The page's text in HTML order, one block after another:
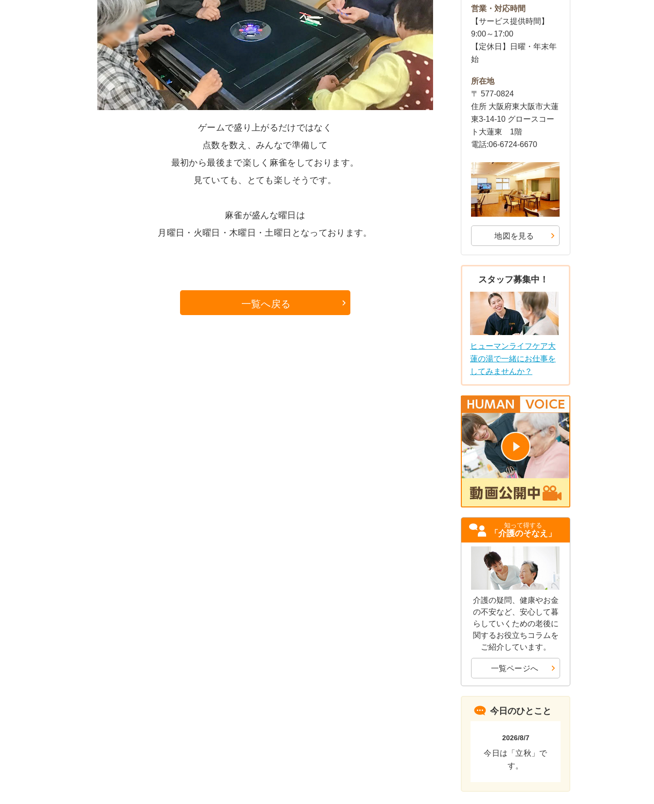
ゲームで盛り上がるだけではなく
点数を数え、みんなで準備して
最初から最後まで楽しく麻雀をしております。
見ていても、とても楽しそうです。
麻雀が盛んな曜日は
月曜日・火曜日・木曜日・土曜日となっております。
一覧へ戻る
営業・対応時間
【サービス提供時間】
9:00～17:00
【定休日】日曜・年末年
始
所在地
〒 577-0824
住所 大阪府東大阪市大蓮
東3-14-10 グロースコー
ト大蓮東 1階
電話:06-6724-6670
地図を見る
スタッフ募集中！
ヒューマンライフケア大
蓮の湯で一緒にお仕事を
してみませんか？
知って得する
「介護のそなえ」
介護の疑問、健康やお金
の不安など、安心して暮
らしていくための老後に
関するお役立ちコラムを
ご紹介しています。
一覧ページへ
今日のひとこと
2026/8/7
今日は「立秋」で
す。